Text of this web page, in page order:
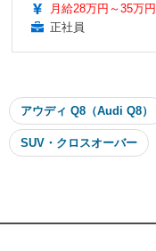
月給28万円～35万円
正社員
アウディ Q8（Audi Q8）
SUV・クロスオーバー